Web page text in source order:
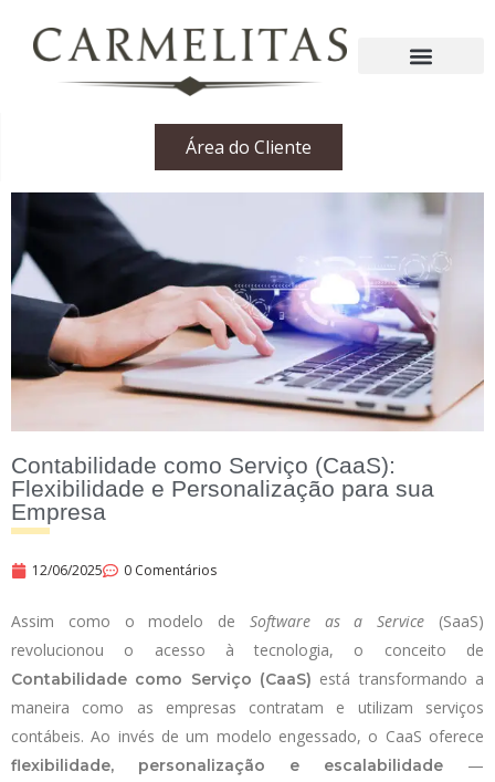
Área do Cliente
Contabilidade como Serviço (CaaS):
Flexibilidade e Personalização para sua
Empresa
12/06/2025 0 Comentários
Assim como o modelo de Software as a Service (SaaS)
revolucionou o acesso à tecnologia, o conceito de
Contabilidade como Serviço (CaaS) está transformando a
maneira como as empresas contratam e utilizam serviços
contábeis. Ao invés de um modelo engessado, o CaaS oferece
flexibilidade, personalização e escalabilidade —